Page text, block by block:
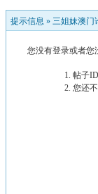
提示信息 » 三姐妹澳门
您没有登录或者您
帖子
您还